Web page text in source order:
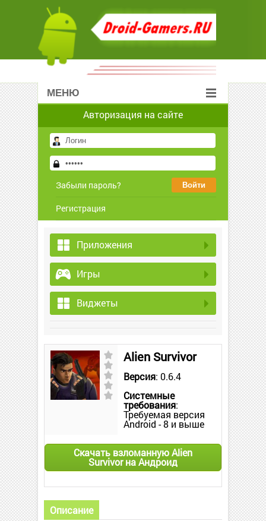
МЕНЮ
Авторизация на сайте
Забыли пароль?
Регистрация
Приложения
Игры
Виджеты
Alien Survivor
Версия: 0.6.4
Системные
требования:
Требуемая версия
Android - 8 и выше
Скачать взломанную Alien
Survivor на Андроид
Описание